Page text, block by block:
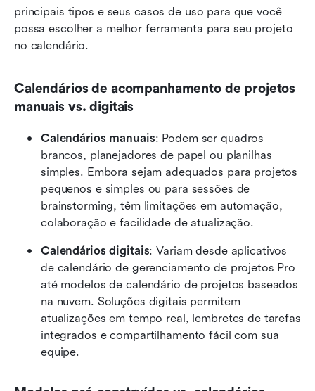
principais tipos e seus casos de uso para que você
possa escolher a melhor ferramenta para seu projeto
no calendário.
Calendários de acompanhamento de projetos
manuais vs. digitais
Calendários manuais: Podem ser quadros
brancos, planejadores de papel ou planilhas
simples. Embora sejam adequados para projetos
pequenos e simples ou para sessões de
brainstorming, têm limitações em automação,
colaboração e facilidade de atualização.
Calendários digitais: Variam desde aplicativos
de calendário de gerenciamento de projetos Pro
até modelos de calendário de projetos baseados
na nuvem. Soluções digitais permitem
atualizações em tempo real, lembretes de tarefas
integrados e compartilhamento fácil com sua
equipe.